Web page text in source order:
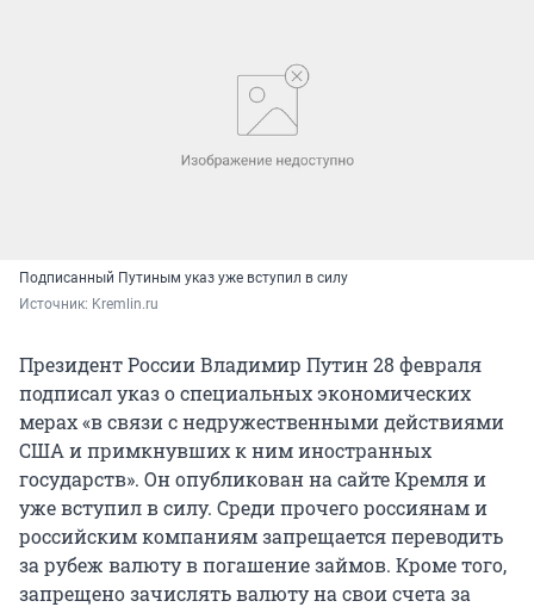
Подписанный Путиным указ уже вступил в силу
Источник: Kremlin.ru
Президент России Владимир Путин 28 февраля
подписал указ о специальных экономических
мерах «в связи с недружественными действиями
США и примкнувших к ним иностранных
государств». Он опубликован на сайте Кремля и
уже вступил в силу. Среди прочего россиянам и
российским компаниям запрещается переводить
за рубеж валюту в погашение займов. Кроме того,
запрещено зачислять валюту на свои счета за